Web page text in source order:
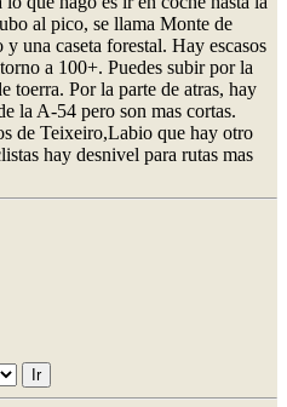
al pico, se llama Monte de
una caseta forestal. Hay escasos
a 100+. Puedes subir por la
toerra. Por la parte de atras, hay
la A-54 pero son mas cortas.
de Teixeiro,Labio que hay otro
hay desnivel para rutas mas